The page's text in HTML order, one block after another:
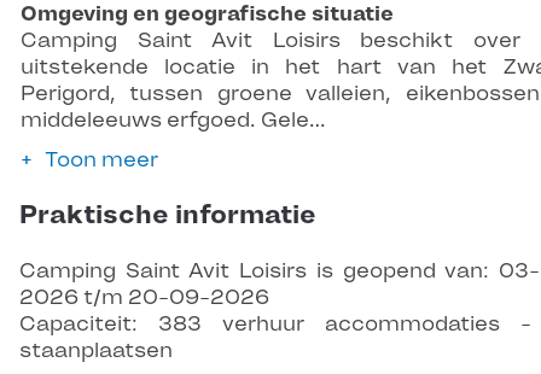
Omgeving en geografische situatie
Camping Saint Avit Loisirs beschikt over
uitstekende locatie in het hart van het
Perigord, tussen groene valleien,
middeleeuws erfgoed. Gele…
Toon meer
Praktische informatie
Camping Saint Avit Loisirs is geopend van:
2026 t/m 20-09-2026
Capaciteit: 383 verhuur accommodaties
staanplaatsen